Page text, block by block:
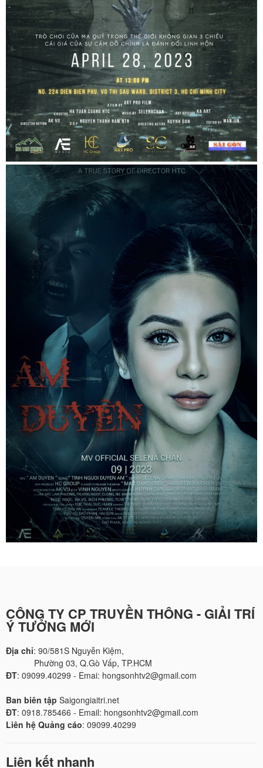
CÔNG TY CP TRUYỀN THÔNG - GIẢI TRÍ
Ý TƯỞNG MỚI
Địa chỉ: 90/581S Nguyễn Kiệm,
Phường 03, Q.Gò Vấp, TP.HCM
ĐT: 09099.40299 - Emai: hongsonhtv2@gmail.com
Ban biên tập Saigongiaitri.net
ĐT: 0918.785466 - Email: hongsonhtv2@gmail.com
Liên hệ Quảng cáo: 09099.40299
Liên kết nhanh